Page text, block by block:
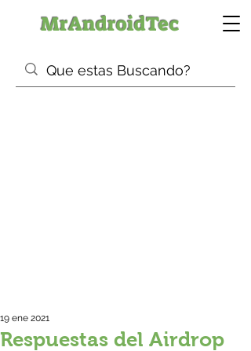
MrAndroidTec
Respuestas del Airdrop
19 ene 2021